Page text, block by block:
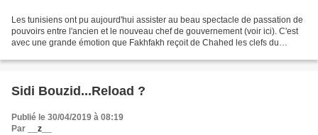
Les tunisiens ont pu aujourd'hui assister au beau spectacle de passation de
pouvoirs entre l'ancien et le nouveau chef de gouvernement (voir ici). C'est
avec une grande émotion que Fakhfakh reçoit de Chahed les clefs du
Sidi Bouzid...Reload ?
Publié le 30/04/2019 à 08:19
Par
__z__